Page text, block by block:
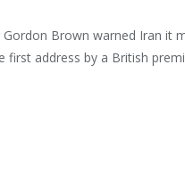
Brown warned Iran it
first address by a British